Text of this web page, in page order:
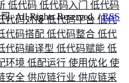
低代码 低代码入门 低代码
代码对接低代码平台 低代
代码搭配 低代码整合 低代
代码编译型 低代码赋能 低
环境 低配运行 使用优化 使
安全 供应链行业 供应链采
. All Rights Reserved. /RSS